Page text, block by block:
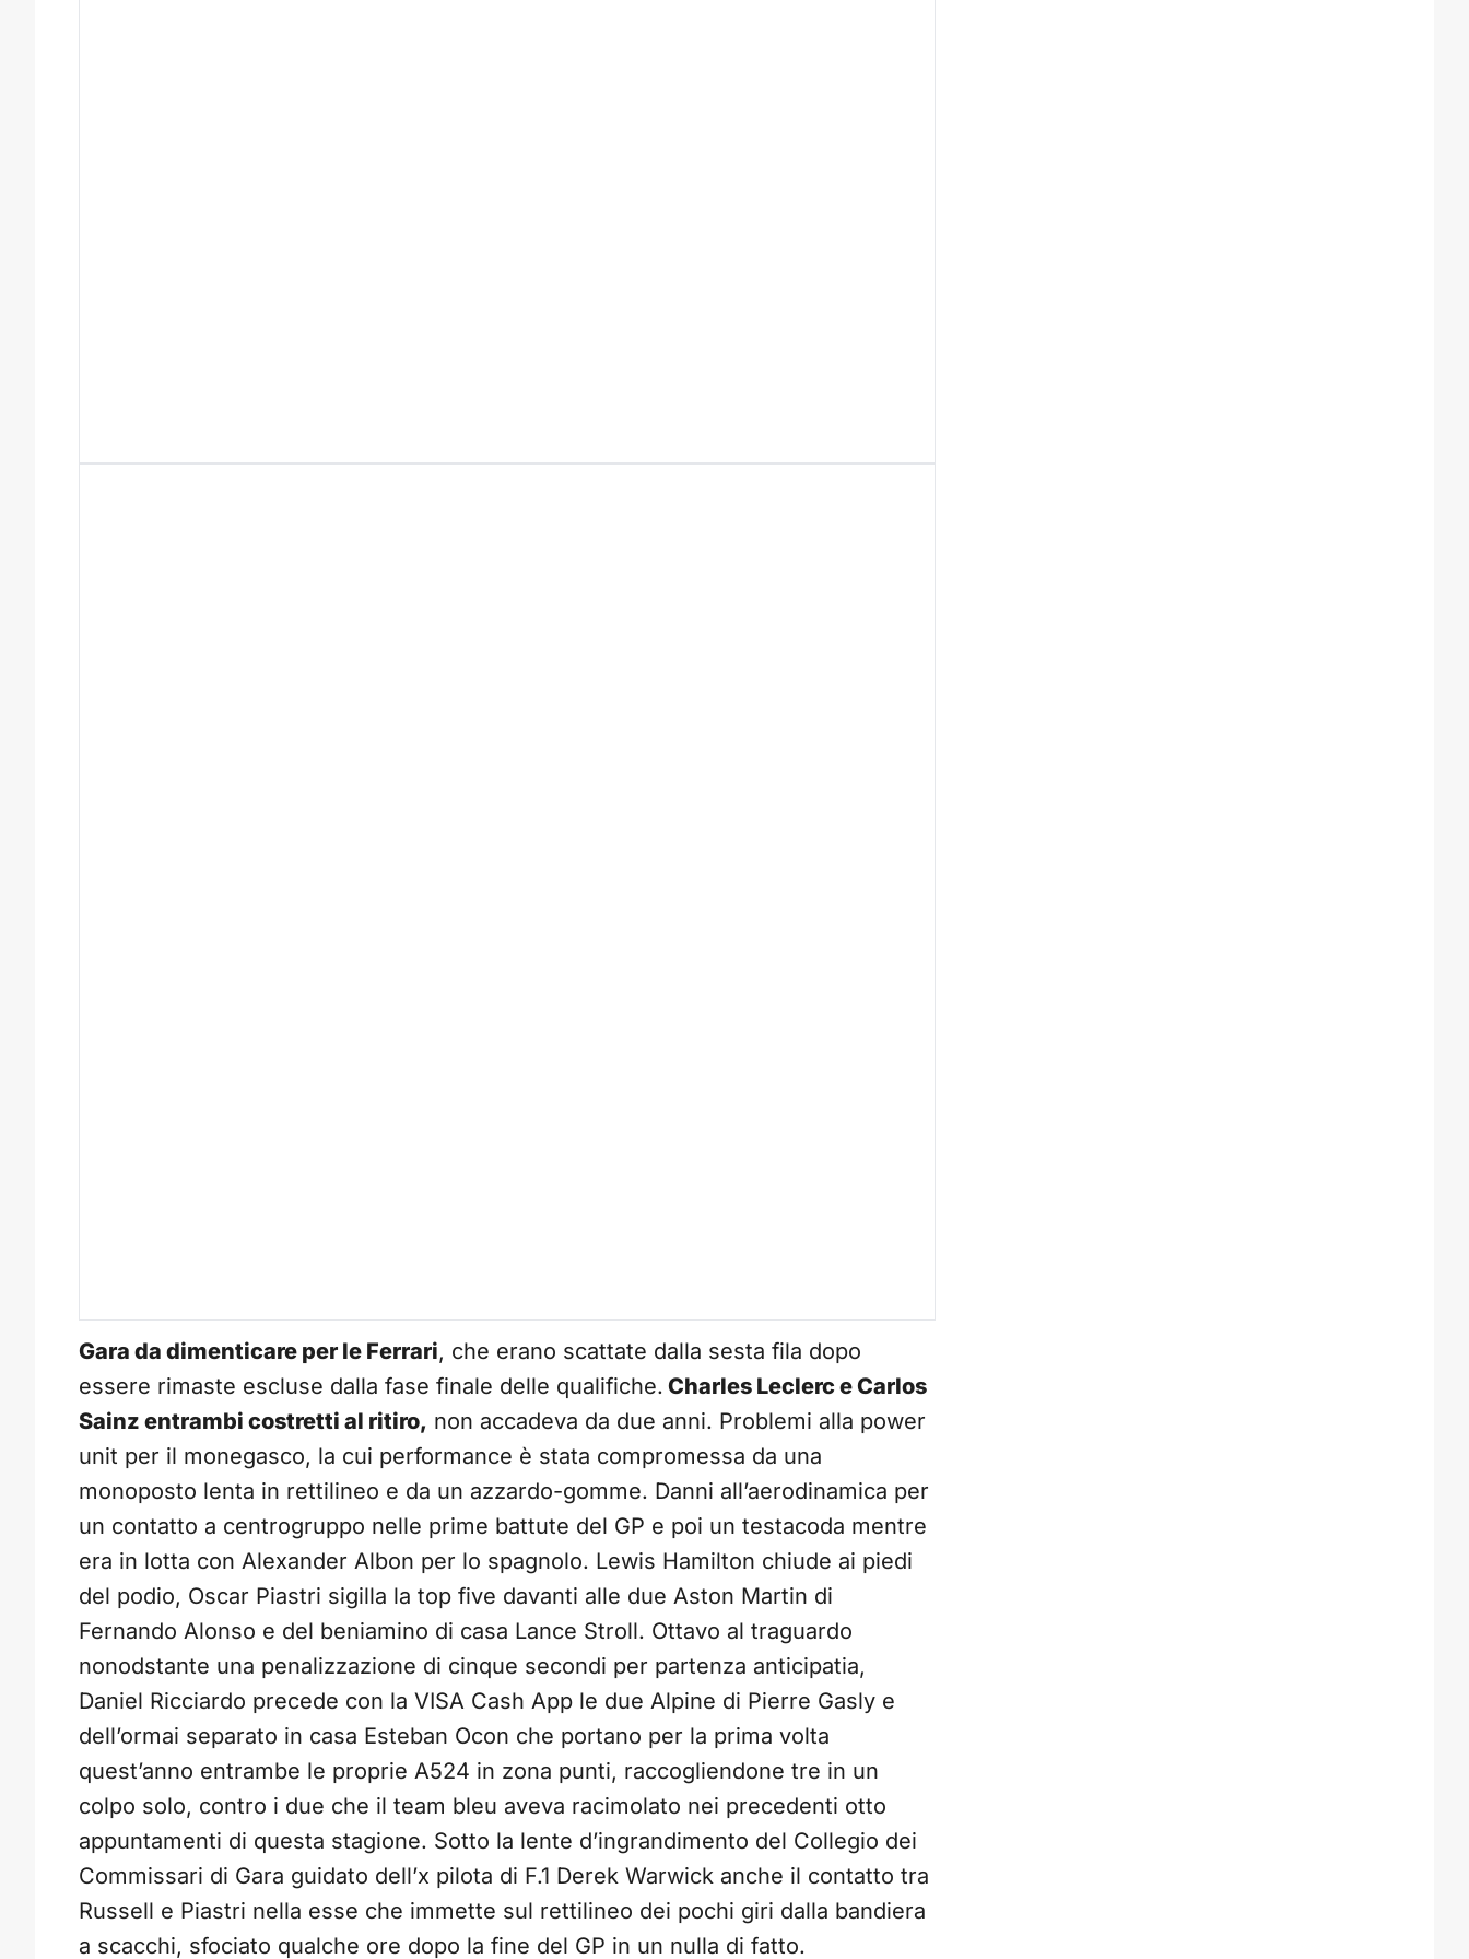
Gara da dimenticare per le Ferrari, che erano scattate dalla sesta fila dopo
essere rimaste escluse dalla fase finale delle qualifiche. Charles Leclerc e Carlos
Sainz entrambi costretti al ritiro, non accadeva da due anni. Problemi alla power
unit per il monegasco, la cui performance è stata compromessa da una
monoposto lenta in rettilineo e da un azzardo-gomme. Danni all’aerodinamica per
un contatto a centrogruppo nelle prime battute del GP e poi un testacoda mentre
era in lotta con Alexander Albon per lo spagnolo. Lewis Hamilton chiude ai piedi
del podio, Oscar Piastri sigilla la top five davanti alle due Aston Martin di
Fernando Alonso e del beniamino di casa Lance Stroll. Ottavo al traguardo
nonodstante una penalizzazione di cinque secondi per partenza anticipatia,
Daniel Ricciardo precede con la VISA Cash App le due Alpine di Pierre Gasly e
dell’ormai separato in casa Esteban Ocon che portano per la prima volta
quest’anno entrambe le proprie A524 in zona punti, raccogliendone tre in un
colpo solo, contro i due che il team bleu aveva racimolato nei precedenti otto
appuntamenti di questa stagione. Sotto la lente d’ingrandimento del Collegio dei
Commissari di Gara guidato dell’x pilota di F.1 Derek Warwick anche il contatto tra
Russell e Piastri nella esse che immette sul rettilineo dei pochi giri dalla bandiera
a scacchi, sfociato qualche ore dopo la fine del GP in un nulla di fatto.